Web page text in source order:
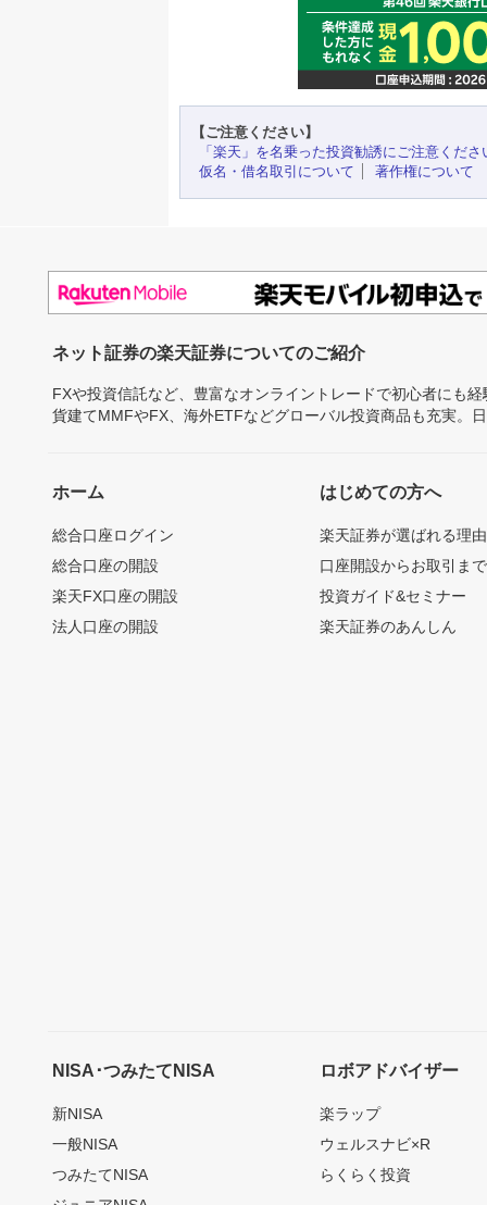
【ご注意ください】
「楽天」を名乗った投資勧誘にご注意くださ
仮名・借名取引について
著作権について
ネット証券の楽天証券についてのご紹介
FXや投資信託など、豊富なオンライントレードで初心者にも
貨建てMMFやFX、海外ETFなどグローバル投資商品も充実。
ホーム
総合口座ログイン
総合口座の開設
楽天FX口座の開設
法人口座の開設
はじめての方へ
楽天証券が選ばれる理由
口座開設からお取引ま
投資ガイド&セミナー
楽天証券のあんしん
NISA･つみたてNISA
新NISA
一般NISA
つみたてNISA
ロボアドバイザー
楽ラップ
ウェルスナビ×R
らくらく投資